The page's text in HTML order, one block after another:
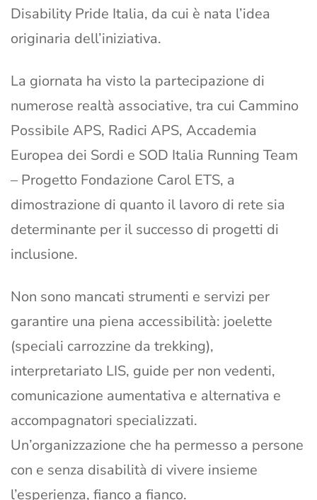
Disability Pride Italia, da cui è nata l’idea
originaria dell’iniziativa.
La giornata ha visto la partecipazione di
numerose realtà associative, tra cui Cammino
Possibile APS, Radici APS, Accademia
Europea dei Sordi e SOD Italia Running Team
– Progetto Fondazione Carol ETS, a
dimostrazione di quanto il lavoro di rete sia
determinante per il successo di progetti di
inclusione.
Non sono mancati strumenti e servizi per
garantire una piena accessibilità: joelette
(speciali carrozzine da trekking),
interpretariato LIS, guide per non vedenti,
comunicazione aumentativa e alternativa e
accompagnatori specializzati.
Un’organizzazione che ha permesso a persone
con e senza disabilità di vivere insieme
l’esperienza, fianco a fianco.